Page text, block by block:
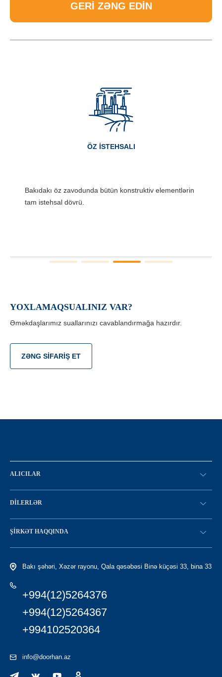
GERI ZƏNG EDIN
ÖZ ISTEHSALI
Bakıdakı öz zavodunda bütün konstruktiv elementlərin
tam istehsal dövrü.
YOXLAMAQSUALINIZ VAR?
Əməkdaşlarımız suallarınızı cavablandırmağa hazırdır.
ZƏNG SIFARIŞ ET
ALICILAR
SİFARİŞ VERİN
DILERLƏR
SATICI OLMAQ
LC-yə giriş
ŞIRKƏT HAQQINDA
Tariximiz
Bakı şəhəri, Xəzər rayonu, Qala qəsəbəsi Binə küçəsi 33, bina 33
+994(12)5264376
+994(12)5264367
+994102520364
info@doorhan.az